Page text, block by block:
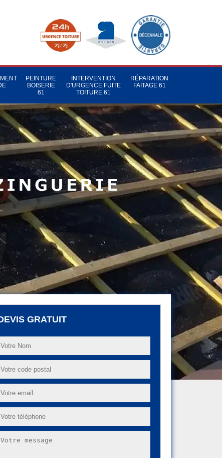
PEINTURE
BOISERIE
61
INTERVENTION
D'URGENCE FUITE
TOITURE 61
RÉPARATION
FAITAGE 61
GRATUIT